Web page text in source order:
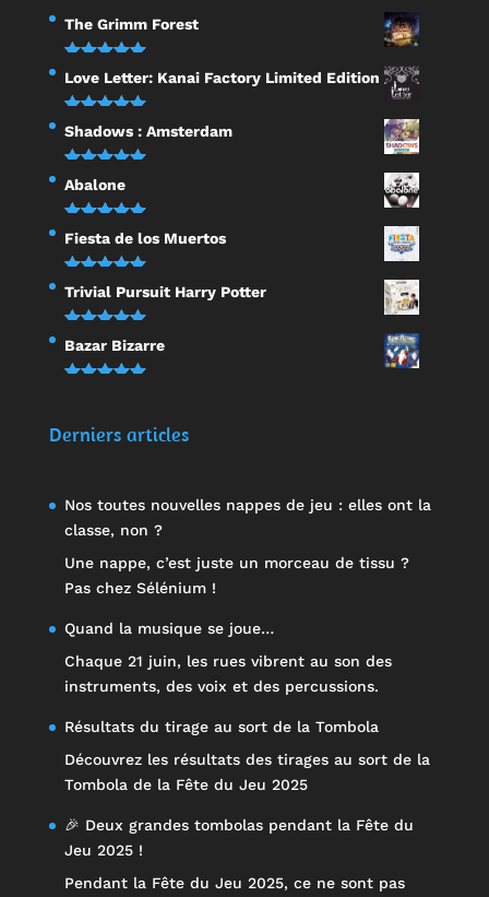
The Grimm Forest
Note
5.00
sur 5
Love Letter: Kanai Factory Limited Edition
Note5.00
sur 5
Shadows : Amsterdam
Note
5.00
sur 5
Abalone
Note
5.00
sur 5
Fiesta de los Muertos
Note 5.00
sur 5
Trivial Pursuit Harry Potter
Note
5.00
sur 5
Bazar Bizarre
Derniers articles
Nos toutes nouvelles nappes de jeu : elles ont la
classe, non ?
Une nappe, c’est juste un morceau de tissu ?
Pas chez Sélénium !
Quand la musique se joue…
Chaque 21 juin, les rues vibrent au son des
instruments, des voix et des percussions.
Résultats du tirage au sort de la Tombola
Découvrez les résultats des tirages au sort de la
Tombola de la Fête du Jeu 2025
🎉 Deux grandes tombolas pendant la Fête du
Jeu 2025 !
Pendant la Fête du Jeu 2025, ce ne sont pas